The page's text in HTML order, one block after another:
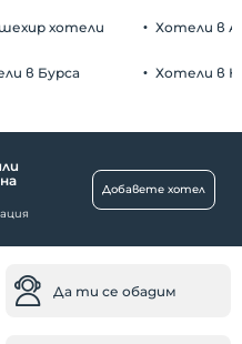
хотели
в Бурса
Хотели в
Хотели в
Добавете хотел
Да ти се обадим